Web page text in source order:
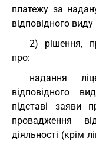
платежу за
відповідного виду
2) рішення,
про:
надання
відповідного
підставі заяви
провадження
діяльності (крім